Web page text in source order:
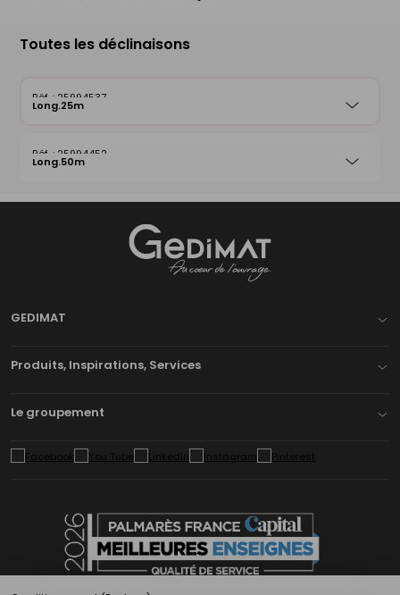
Toutes les déclinaisons
25994537
Long.25m
25994452
Long.50m
GEDIMAT
Produits, Inspirations, Services
Le groupement